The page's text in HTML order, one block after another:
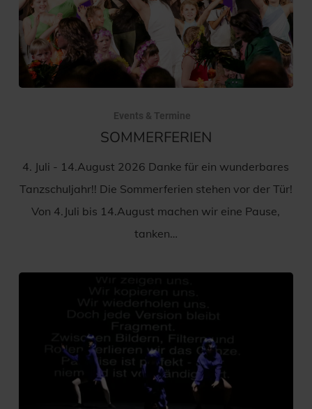
Events & Termine
SOMMERFERIEN
4. Juli - 14.August 2026 Danke für ein wunderbares
Tanzschuljahr!! Die Sommerferien stehen vor der Tür!
Von 4.Juli bis 14.August machen wir eine Pause,
tanken…